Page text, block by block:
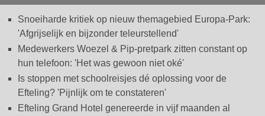
Snoeiharde kritiek op nieuw themagebied Europa-Park:
'Afgrijselijk en bijzonder teleurstellend'
Medewerkers Woezel & Pip-pretpark zitten constant op
hun telefoon: 'Het was gewoon niet oké'
Is stoppen met schoolreisjes dé oplossing voor de
Efteling? 'Pijnlijk om te constateren'
Efteling Grand Hotel genereerde in vijf maanden al